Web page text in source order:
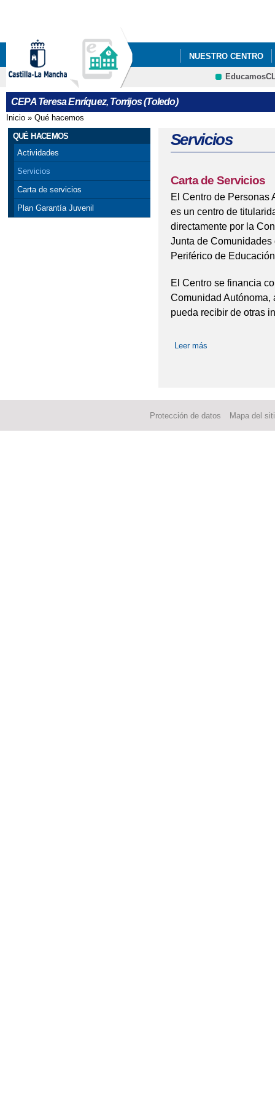
NUESTRO CENTRO
ERASMUS+
CEPA Teresa Enríquez, Torrijos (Toledo)
Se encuentra usted aquí
Inicio » Qué hacemos
QUÉ HACEMOS
Actividades
Servicios
Carta de servicios
Plan Garantía Juvenil
Servicios
Carta de Servicios
El Centro de Personas
es un centro de
directamente por la
Junta de
Periférico de
El Centro se financia
Comunidad Autónoma,
pueda recibir de otras
Leer más
Protección de datos Mapa del